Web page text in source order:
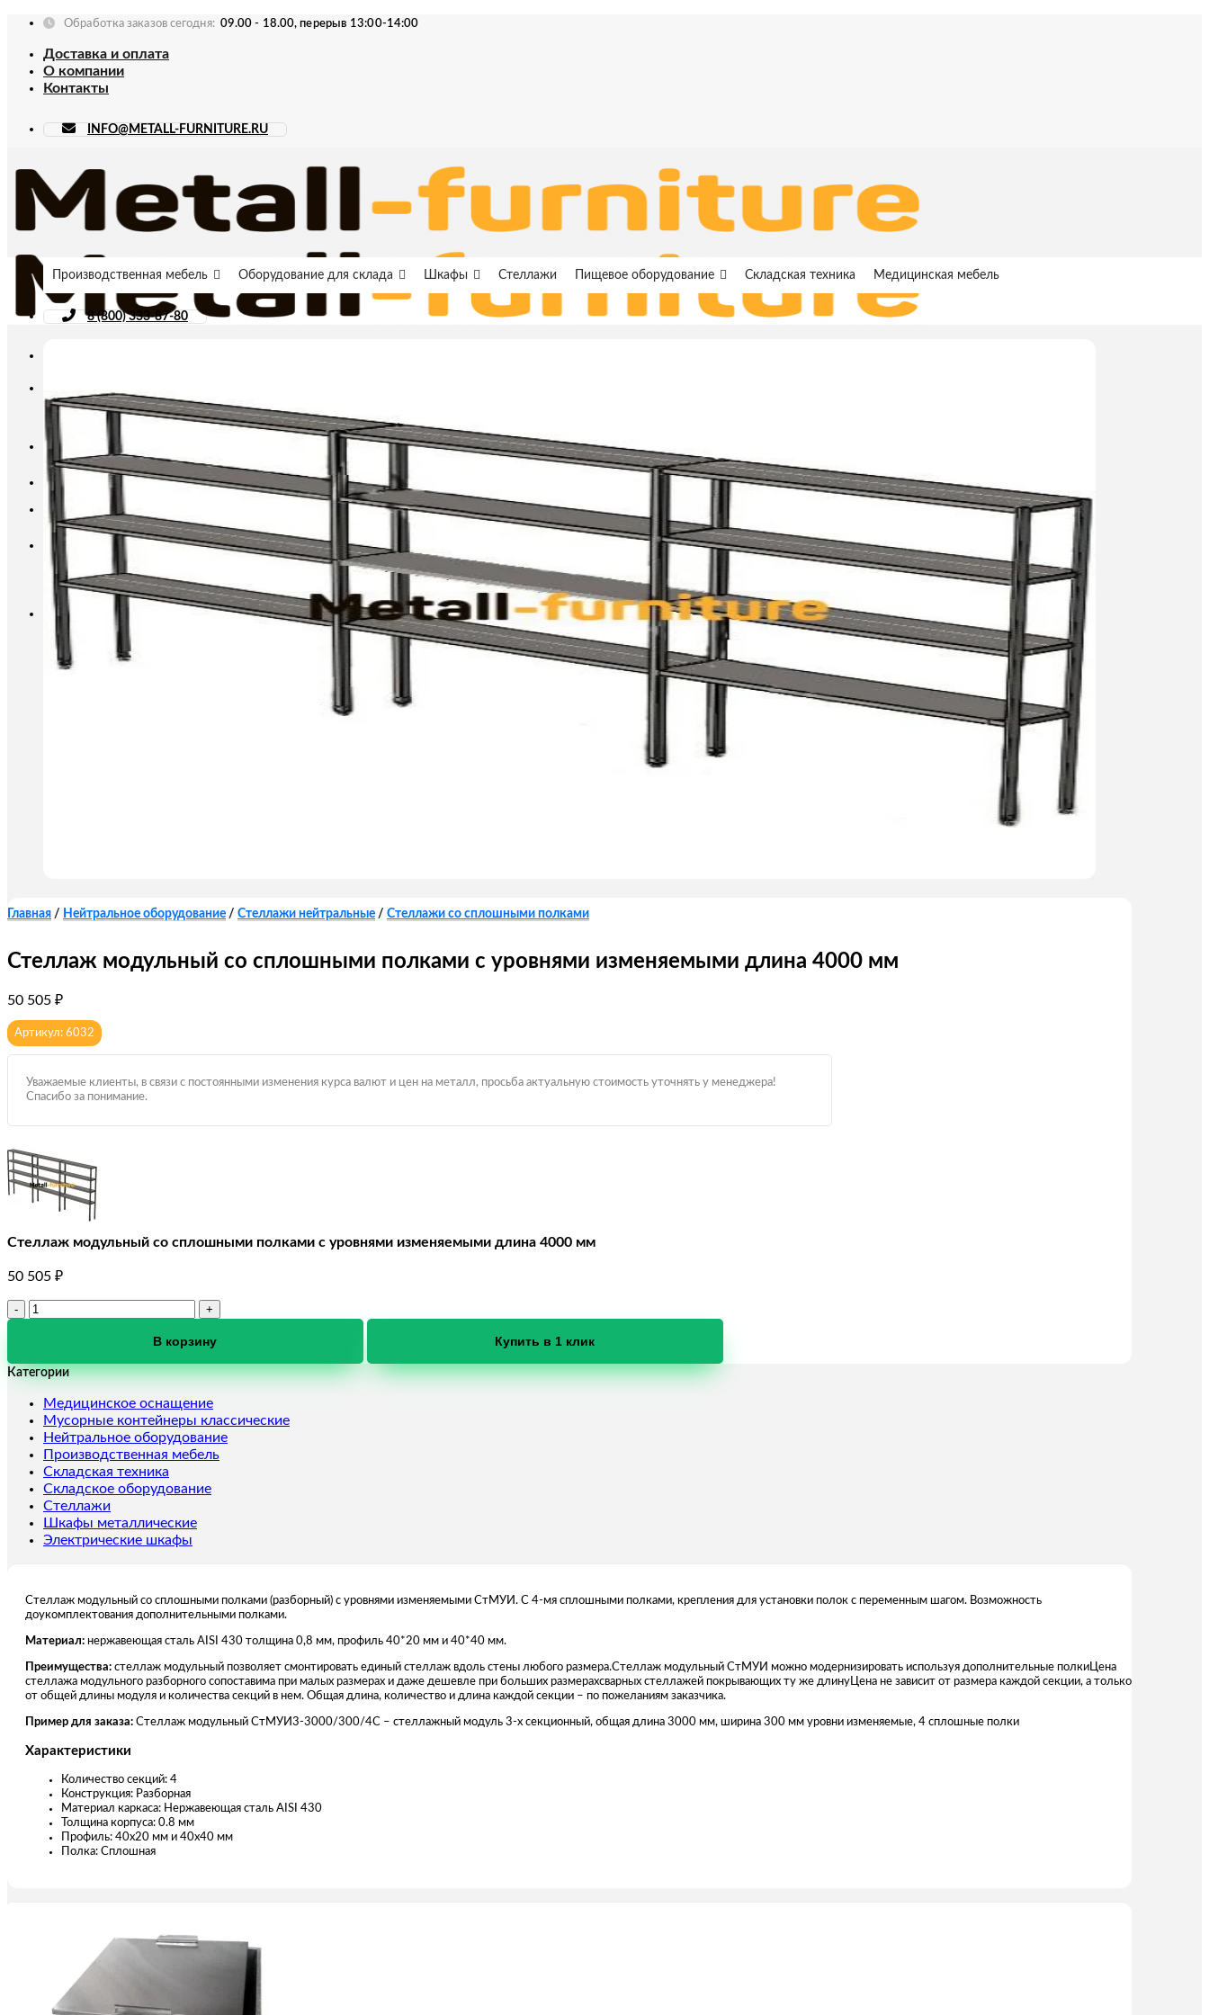
Skip
content
Обработка заказов сегодня: 09.00 - 18.00, перерыв 13:00-14:00
Доставка и оплата
О компании
Контакты
INFO@METALL-FURNITURE.RU
INFO@METALL-FURNITURE.RU
8 (800) 333-87-80
Корзина
Корзина пуста.
Производственная мебель Оборудование для склада Шкафы Стеллажи Пищевое оборудование Складская техника Медицинская мебель
8 (800) 333-87-80
Главная / Нейтральное оборудование / Стеллажи нейтральные / Стеллажи со сплошными полками
Стеллаж модульный со сплошными полками с уровнями изменяемыми длина 4000 мм
50 505 ₽
Артикул: 6032
Уважаемые клиенты, в связи с постоянными изменения курса валют и цен на металл, просьба актуальную стоимость уточнять у менеджера!
Спасибо за понимание.
Стеллаж модульный со сплошными полками с уровнями изменяемыми длина 4000 мм
50 505 ₽
Количество
со
полками
с
уровнями
изменяемыми
длина
4000
мм
В корзину Купить в 1 клик
Категории
Медицинское оснащение
Мусорные контейнеры классические
Нейтральное оборудование
Производственная мебель
Складская техника
Складское оборудование
Стеллажи
Шкафы металлические
Электрические шкафы
Стеллаж модульный со сплошными полками (разборный) с уровнями изменяемыми СтМУИ. С 4-мя сплошными полками, крепления для установки полок с переменным шагом. Возможность
доукомплектования дополнительными полками.
Материал: нержавеющая сталь AISI 430 толщина 0,8 мм, профиль 40*20 мм и 40*40 мм.
Преимущества: стеллаж модульный позволяет смонтировать единый стеллаж вдоль стены любого размера.Стеллаж модульный СтМУИ можно модернизировать используя дополнительные полкиЦена
стеллажа модульного разборного сопоставима при малых размерах и даже дешевле при больших размерахсварных стеллажей покрывающих ту же длинуЦена не зависит от размера каждой секции, а только
от общей длины модуля и количества секций в нем. Общая длина, количество и длина каждой секции – по пожеланиям заказчика.
Пример для заказа: Стеллаж модульный СтМУИ3-3000/300/4С – стеллажный модуль 3-х секционный, общая длина 3000 мм, ширина 300 мм уровни изменяемые, 4 сплошные полки
Характеристики
Количество секций: 4
Конструкция: Разборная
Материал каркаса: Нержавеющая сталь AISI 430
Толщина корпуса: 0.8 мм
Профиль: 40х20 мм и 40х40 мм
Полка: Сплошная